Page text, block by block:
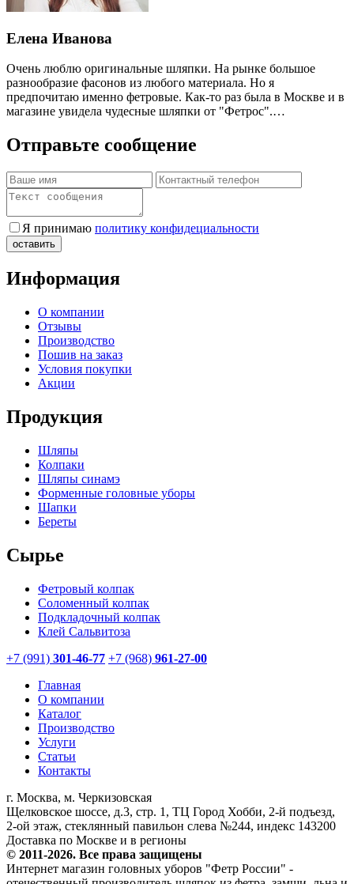
Елена Иванова
Очень люблю оригинальные шляпки. На рынке большое
разнообразие фасонов из любого материала. Но я
предпочитаю именно фетровые. Как-то раз была в Москве и в
магазине увидела чудесные шляпки от "Фетрос".…
Отправьте сообщение
Я принимаю политику конфидециальности
Информация
О компании
Отзывы
Производство
Пошив на заказ
Условия покупки
Акции
Продукция
Шляпы
Колпаки
Шляпы синамэ
Форменные головные уборы
Шапки
Береты
Сырье
Фетровый колпак
Соломенный колпак
Подкладочный колпак
Клей Сальвитоза
+7 (991) 301-46-77 +7 (968) 961-27-00
Главная
О компании
Каталог
Производство
Услуги
Статьи
Контакты
г. Москва, м. Черкизовская
Щелковское шоссе, д.3, стр. 1, ТЦ Город Хобби, 2-й подъезд,
2-ой этаж, стеклянный павильон слева №244, индекс 143200
Доставка по Москве и в регионы
© 2011-2026. Все права защищены
Интернет магазин головных уборов "Фетр России" -